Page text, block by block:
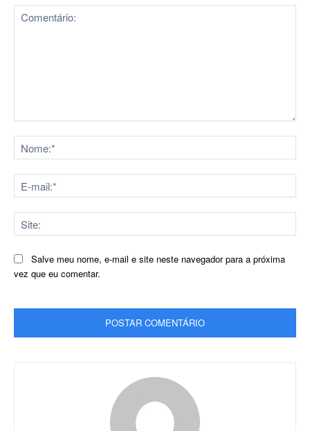
Salve meu nome, e-mail e site neste navegador para a próxima
vez que eu comentar.